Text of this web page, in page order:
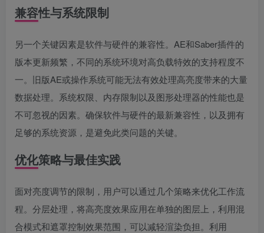
兼容性与系统限制
另一个关键因素是软件与硬件的兼容性。AE和Saber插件的
版本更新频繁，不同的系统环境对高负载特效的支持程度不
一。旧版AE或操作系统可能无法有效处理高亮度带来的大量
数据处理。系统权限、内存限制以及图形处理器的性能也是
不可忽视的因素。确保软件与硬件的最新兼容性，以及拥有
足够的系统资源，是避免此类问题的关键。
优化策略与最佳实践
面对亮度调节的限制，用户可以通过几个策略来优化工作流
程。分层处理，将高亮度效果应用在单独的图层上，利用混
合模式和遮罩控制效果范围，可以减轻渲染负担。利用